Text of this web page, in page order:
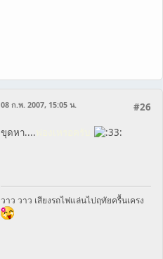
#26
08 ก.พ. 2007, 15:05 น.
ขุดหา....
วาว วาว เสียงรถไฟแล่นไปฤทัยครื้นเครง